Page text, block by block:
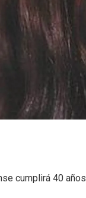
cumplirá 40 años